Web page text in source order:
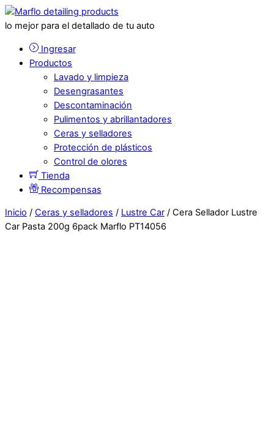
lo mejor para el detallado de tu auto
Ingresar
Productos
Lavado y limpieza
Desengrasantes
Descontaminación
Pulimentos y abrillantadores
Ceras y selladores
Protección de plásticos
Control de olores
Tienda
Recompensas
Inicio / Ceras y selladores / Lustre Car / Cera Sellador Lustre
Car Pasta 200g 6pack Marflo PT14056